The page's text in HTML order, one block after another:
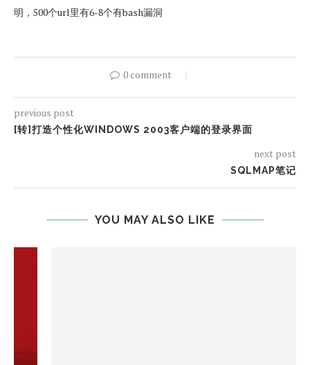
明，500个url里有6-8个有bash漏洞
0 comment
previous post
[转]打造个性化WINDOWS 2003客户端的登录界面
next post
SQLMAP笔记
YOU MAY ALSO LIKE